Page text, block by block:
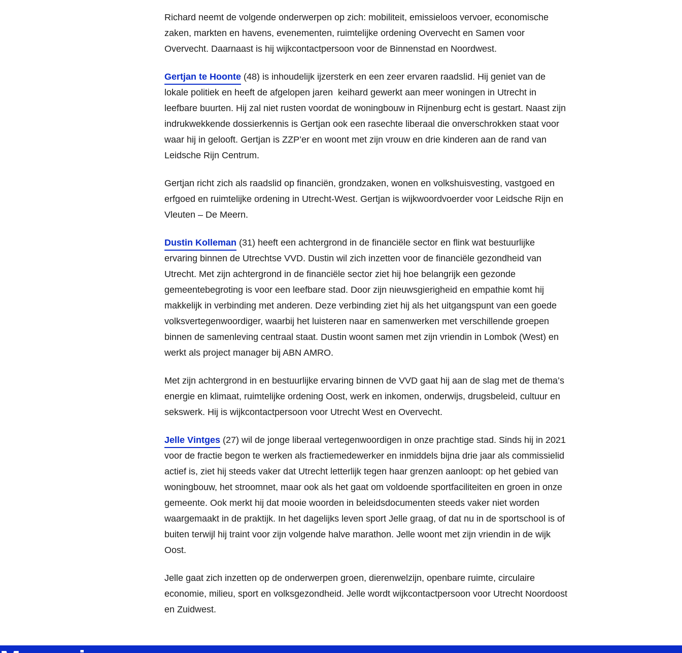
Richard neemt de volgende onderwerpen op zich: mobiliteit, emissieloos vervoer, economische
zaken, markten en havens, evenementen, ruimtelijke ordening Overvecht en Samen voor
Overvecht. Daarnaast is hij wijkcontactpersoon voor de Binnenstad en Noordwest.
Gertjan te Hoonte (48) is inhoudelijk ijzersterk en een zeer ervaren raadslid. Hij geniet van de
lokale politiek en heeft de afgelopen jaren keihard gewerkt aan meer woningen in Utrecht in
leefbare buurten. Hij zal niet rusten voordat de woningbouw in Rijnenburg echt is gestart. Naast zijn
indrukwekkende dossierkennis is Gertjan ook een rasechte liberaal die onverschrokken staat voor
waar hij in gelooft. Gertjan is ZZP’er en woont met zijn vrouw en drie kinderen aan de rand van
Leidsche Rijn Centrum.
Gertjan richt zich als raadslid op financiën, grondzaken, wonen en volkshuisvesting, vastgoed en
erfgoed en ruimtelijke ordening in Utrecht-West. Gertjan is wijkwoordvoerder voor Leidsche Rijn en
Vleuten – De Meern.
Dustin Kolleman (31) heeft een achtergrond in de financiële sector en flink wat bestuurlijke
ervaring binnen de Utrechtse VVD. Dustin wil zich inzetten voor de financiële gezondheid van
Utrecht. Met zijn achtergrond in de financiële sector ziet hij hoe belangrijk een gezonde
gemeentebegroting is voor een leefbare stad. Door zijn nieuwsgierigheid en empathie komt hij
makkelijk in verbinding met anderen. Deze verbinding ziet hij als het uitgangspunt van een goede
volksvertegenwoordiger, waarbij het luisteren naar en samenwerken met verschillende groepen
binnen de samenleving centraal staat. Dustin woont samen met zijn vriendin in Lombok (West) en
werkt als project manager bij ABN AMRO.
Met zijn achtergrond in en bestuurlijke ervaring binnen de VVD gaat hij aan de slag met de thema’s
energie en klimaat, ruimtelijke ordening Oost, werk en inkomen, onderwijs, drugsbeleid, cultuur en
sekswerk. Hij is wijkcontactpersoon voor Utrecht West en Overvecht.
Jelle Vintges (27) wil de jonge liberaal vertegenwoordigen in onze prachtige stad. Sinds hij in 2021
voor de fractie begon te werken als fractiemedewerker en inmiddels bijna drie jaar als commissielid
actief is, ziet hij steeds vaker dat Utrecht letterlijk tegen haar grenzen aanloopt: op het gebied van
woningbouw, het stroomnet, maar ook als het gaat om voldoende sportfaciliteiten en groen in onze
gemeente. Ook merkt hij dat mooie woorden in beleidsdocumenten steeds vaker niet worden
waargemaakt in de praktijk. In het dagelijks leven sport Jelle graag, of dat nu in de sportschool is of
buiten terwijl hij traint voor zijn volgende halve marathon. Jelle woont met zijn vriendin in de wijk
Oost.
Jelle gaat zich inzetten op de onderwerpen groen, dierenwelzijn, openbare ruimte, circulaire
economie, milieu, sport en volksgezondheid. Jelle wordt wijkcontactpersoon voor Utrecht Noordoost
en Zuidwest.